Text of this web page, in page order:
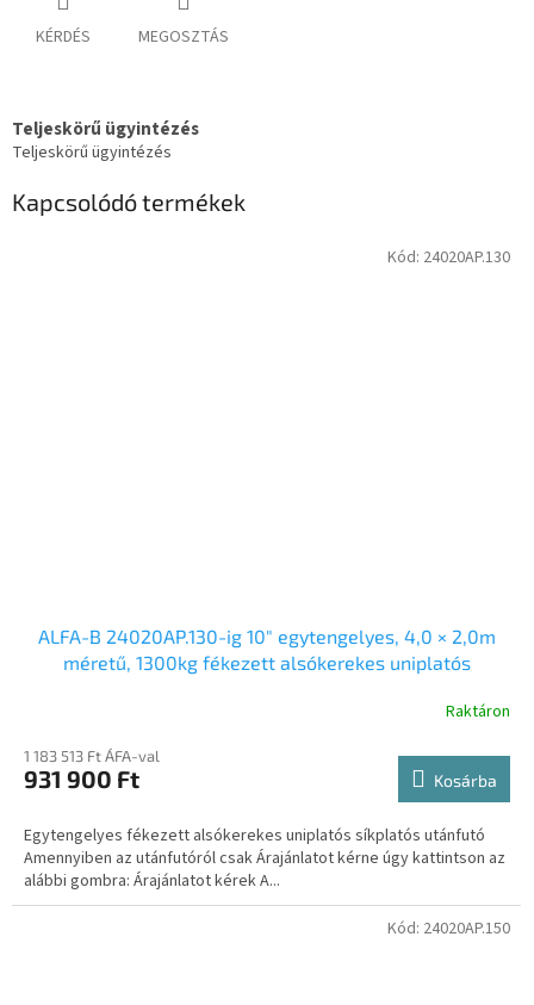
KÉRDÉS MEGOSZTÁS
Teljeskörű ügyintézés
Teljeskörű ügyintézés
Kapcsolódó termékek
ALFA-B 24020AP.130-ig 10″ egytengelyes, 4,0 × 2,0m
méretű, 1300kg fékezett alsókerekes uniplatós
Raktáron
1 183 513 Ft ÁFA-val
931 900 Ft Kosárba
Egytengelyes fékezett alsókerekes uniplatós síkplatós utánfutó
Amennyiben az utánfutóról csak Árajánlatot kérne úgy kattintson az
alábbi gombra: Árajánlatot kérek A...
Kód: 24020AP.130
Kód: 24020AP.150